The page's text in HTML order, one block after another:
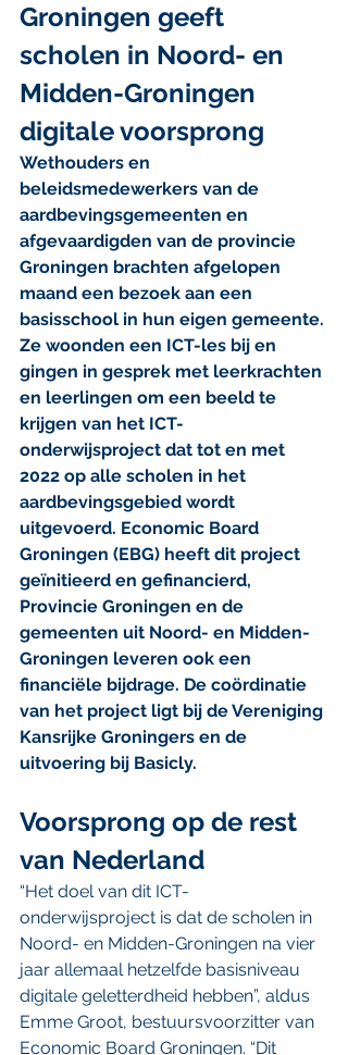
Groningen geeft
scholen in Noord- en
Midden-Groningen
digitale voorsprong
Wethouders en
beleidsmedewerkers van de
aardbevingsgemeenten en
afgevaardigden van de provincie
Groningen brachten afgelopen
maand een bezoek aan een
basisschool in hun eigen gemeente.
Ze woonden een ICT-les bij en
gingen in gesprek met leerkrachten
en leerlingen om een beeld te
krijgen van het ICT-
onderwijsproject dat tot en met
2022 op alle scholen in het
aardbevingsgebied wordt
uitgevoerd. Economic Board
Groningen (EBG) heeft dit project
geïnitieerd en gefinancierd,
Provincie Groningen en de
gemeenten uit Noord- en Midden-
Groningen leveren ook een
financiële bijdrage. De coördinatie
van het project ligt bij de Vereniging
Kansrijke Groningers en de
uitvoering bij Basicly.
Voorsprong op de rest
van Nederland
“Het doel van dit ICT-
onderwijsproject is dat de scholen in
Noord- en Midden-Groningen na vier
jaar allemaal hetzelfde basisniveau
digitale geletterdheid hebben”, aldus
Emme Groot, bestuursvoorzitter van
Economic Board Groningen. “Dit